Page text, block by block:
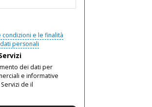
condizioni e le finalità
personali
dei dati per
e informative
de il